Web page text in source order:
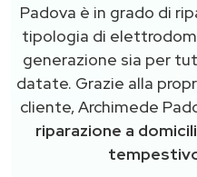
Padova è in grado di
tipologia di
generazione sia per
datate. Grazie alla
cliente, Archimede
riparazione a